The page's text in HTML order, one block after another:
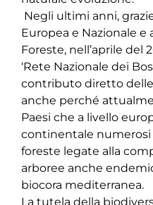
Negli ultimi anni,
Europea e Nazionale e
Foreste, nell’aprile del
‘Rete Nazionale dei
contributo diretto
anche perché
Paesi che a livello
continentale
foreste legate alla
arboree anche
biocora mediterranea.
La tutela della